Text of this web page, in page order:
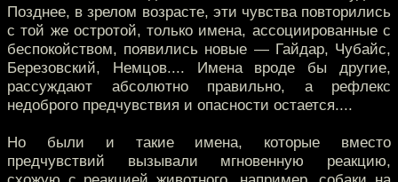
Позднее, в зрелом возрасте, эти чувства повторились
с той же остротой, только имена, ассоциированные с
беспокойством, появились новые — Гайдар, Чубайс,
Березовский, Немцов.... Имена вроде бы другие,
рассуждают абсолютно правильно, а рефлекс
недоброго предчувствия и опасности остается....
Но были и такие имена, которые вместо
предчувствий вызывали мгновенную реакцию,